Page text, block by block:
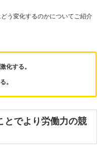
う変化するのかについてご紹介
化する。
。
とでより労働力の競